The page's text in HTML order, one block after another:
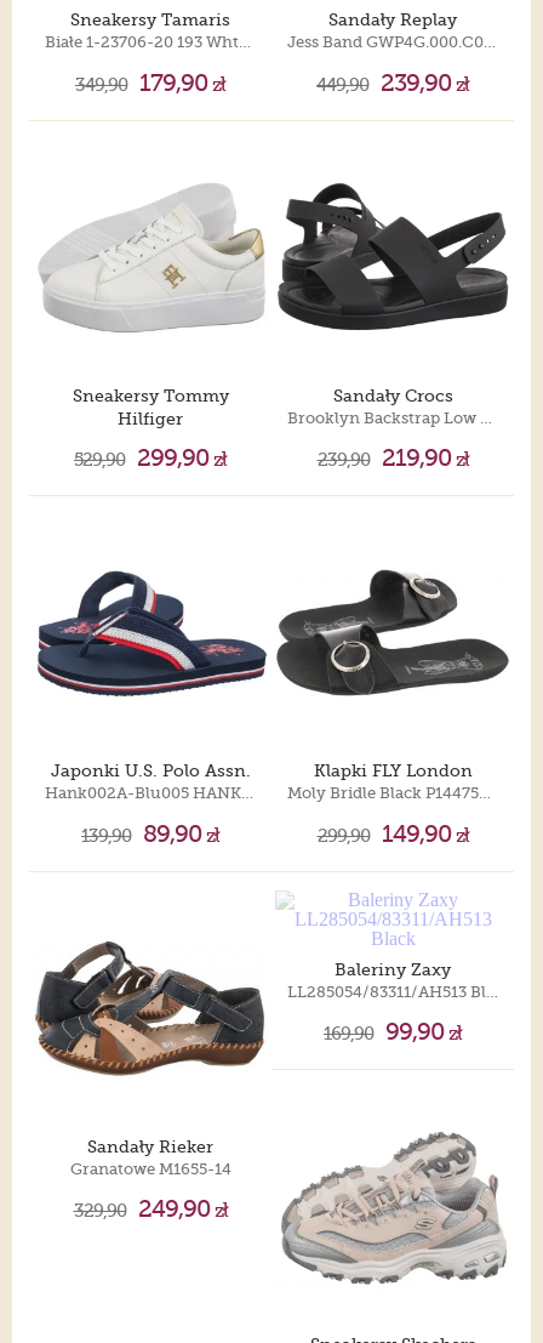
Sneakersy Tamaris
Białe 1-23706-20 193 Wht/Lt Gold
349,90 179,90zł
Sandały Replay
Jess Band GWP4G.000.C0026T RP4G0026T 0220 Denim
449,90 239,90zł
Sneakersy Tommy
Hilfiger
529,90 299,90zł
Sandały Crocs
239,90 219,90zł
Japonki U.S. Polo Assn.
Hank002A-Blu005 HANK002M/5M2
139,90 89,90zł
Klapki FLY London
Moly Bridle Black P144759000
299,90 149,90zł
Sandały Rieker
Granatowe M1655-14
329,90 249,90zł
Baleriny Zaxy
169,90 99,90zł